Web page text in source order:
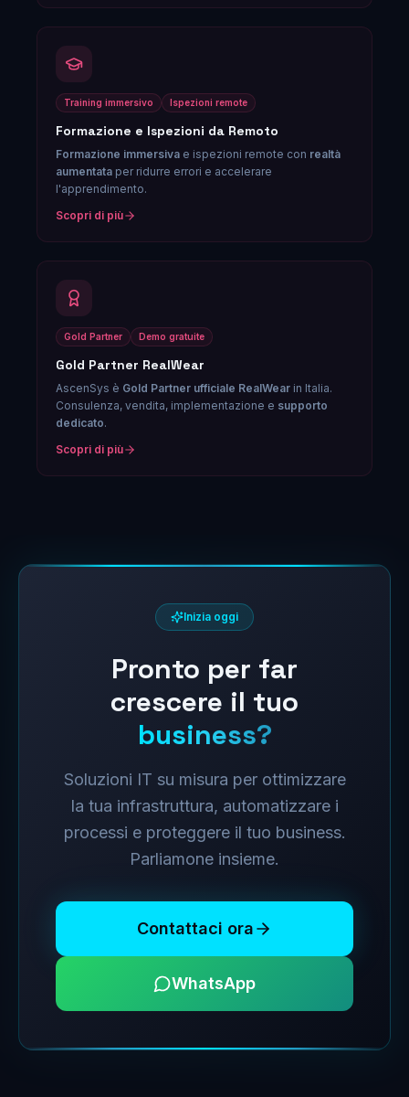
Training immersivo Ispezioni remote
Formazione e Ispezioni da Remoto
Formazione immersiva e ispezioni remote con realtà
aumentata per ridurre errori e accelerare
l'apprendimento.
Scopri di più
Gold Partner Demo gratuite
Gold Partner RealWear
AscenSys è Gold Partner ufficiale RealWear in Italia.
Consulenza, vendita, implementazione e supporto
dedicato.
Scopri di più
Inizia oggi
Pronto per far
crescere il tuo
business?
Soluzioni IT su misura per ottimizzare
la tua infrastruttura, automatizzare i
processi e proteggere il tuo business.
Parliamone insieme.
Contattaci ora
WhatsApp